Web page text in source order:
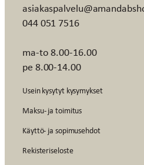
044 051 7516
ma-to 8.00-16.00
pe 8.00-14.00
Usein kysytyt kysymykset
Maksu- ja toimitus
Käyttö- ja sopimusehdot
Rekisteriseloste